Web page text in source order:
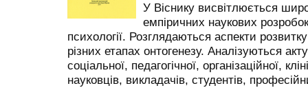
У Віснику висвітлюється
емпіричних наукових
психології. Розглядаються аспекти
різних етапах онтогенезу. Аналізуються
соціальної, педагогічної, організаційної,
науковців, викладачів, студентів,